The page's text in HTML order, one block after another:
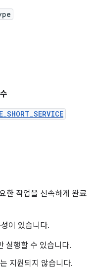
한 작업을 신속하게 완료
이 있습니다.
실행할 수 있습니다.
지원되지 않습니다.